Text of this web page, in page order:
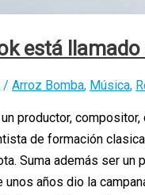
está
/ Arroz Bomba, Música,
productor, compositor,
de formación
Suma además ser un
unos años dio la